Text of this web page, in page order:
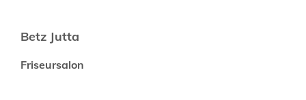
Betz Jutta
Friseursalon